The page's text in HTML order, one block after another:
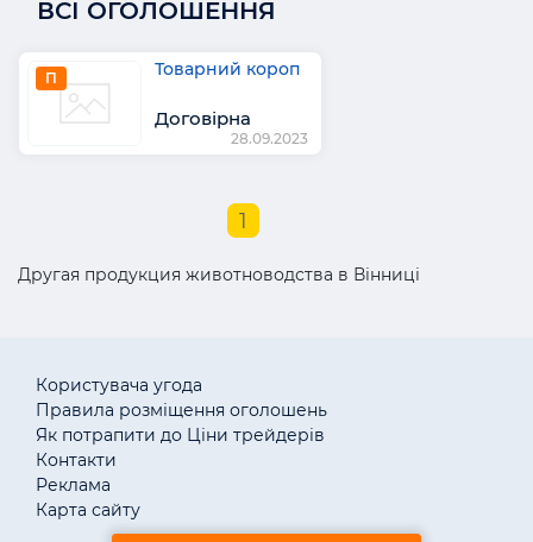
ВСІ ОГОЛОШЕННЯ
П Товарний короп
Договірна
28.09.2023
1
Другая продукция животноводства в Вінниці
Користувача угода
Правила розміщення оголошень
Як потрапити до Ціни трейдерів
Контакти
Реклама
Карта сайту